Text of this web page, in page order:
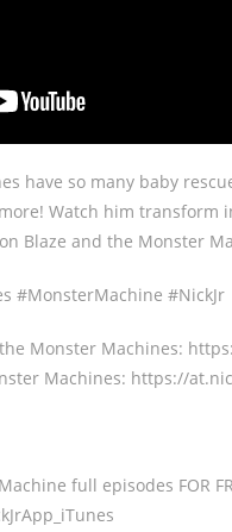
have so many baby
Watch him transform
Blaze and the Monster
#MonsterMachine #NickJr
Monster Machines:
Machines: https://
full episodes FOR